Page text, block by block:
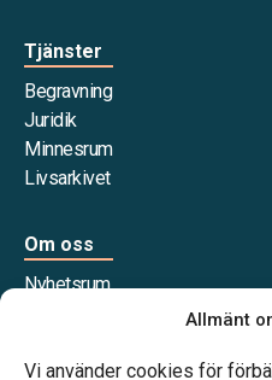
Allmänt
Vi använder cookies för
Tjänster
Begravning
Juridik
Minnesrum
Livsarkivet
Om oss
Nyhetsrum
Våra samarbetspartners